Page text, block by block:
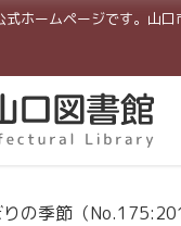
ホームページです。山口
の季節（